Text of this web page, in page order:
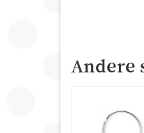
Andere